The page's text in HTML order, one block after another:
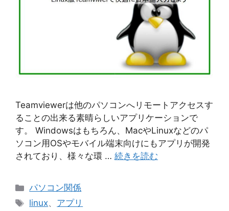
Teamviewerは他のパソコンへリモートアクセスす
ることの出来る素晴らしいアプリケーションで
す。 Windowsはもちろん、MacやLinuxなどのパ
ソコン用OSやモバイル端末向けにもアプリが開発
されており、様々な環 … 続きを読む
カ
テ
パソコン関係
タ
linux、 アプリ